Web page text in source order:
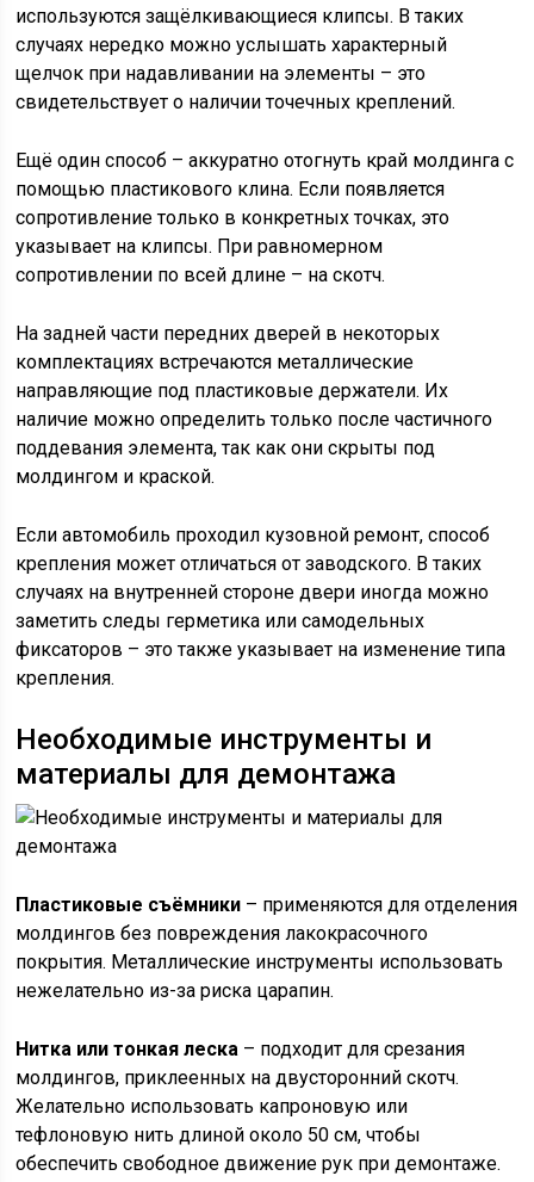
используются защёлкивающиеся клипсы. В таких
случаях нередко можно услышать характерный
щелчок при надавливании на элементы – это
свидетельствует о наличии точечных креплений.
Ещё один способ – аккуратно отогнуть край молдинга с
помощью пластикового клина. Если появляется
сопротивление только в конкретных точках, это
указывает на клипсы. При равномерном
сопротивлении по всей длине – на скотч.
На задней части передних дверей в некоторых
комплектациях встречаются металлические
направляющие под пластиковые держатели. Их
наличие можно определить только после частичного
поддевания элемента, так как они скрыты под
молдингом и краской.
Если автомобиль проходил кузовной ремонт, способ
крепления может отличаться от заводского. В таких
случаях на внутренней стороне двери иногда можно
заметить следы герметика или самодельных
фиксаторов – это также указывает на изменение типа
крепления.
Необходимые инструменты и
материалы для демонтажа
Пластиковые съёмники – применяются для отделения
молдингов без повреждения лакокрасочного
покрытия. Металлические инструменты использовать
нежелательно из-за риска царапин.
Нитка или тонкая леска – подходит для срезания
молдингов, приклеенных на двусторонний скотч.
Желательно использовать капроновую или
тефлоновую нить длиной около 50 см, чтобы
обеспечить свободное движение рук при демонтаже.